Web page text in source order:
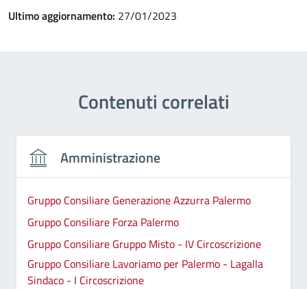
Ultimo aggiornamento: 27/01/2023
Contenuti correlati
Amministrazione
Gruppo Consiliare Generazione Azzurra Palermo
Gruppo Consiliare Forza Palermo
Gruppo Consiliare Gruppo Misto - IV Circoscrizione
Gruppo Consiliare Lavoriamo per Palermo - Lagalla
Sindaco - I Circoscrizione